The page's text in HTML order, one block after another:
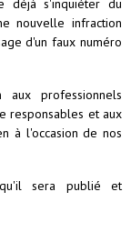
déjà s'inquiéter du
nouvelle infraction
d'un faux numéro
aux professionnels
responsables et aux
à l'occasion de nos
sera publié et